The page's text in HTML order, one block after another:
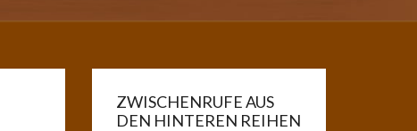
ZWISCHENRUFE AUS
DEN HINTEREN REIHEN